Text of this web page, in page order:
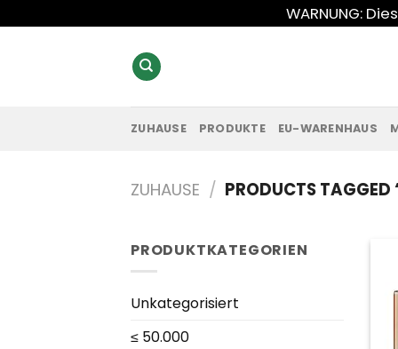
Inhalt
WARNUNG:
ZUHAUSE PRODUKTE EU-WARENHAUS
ZUHAUSE / PRODUCTS TAGGED
PRODUKTKATEGORIEN
Unkategorisiert
≤ 50.000